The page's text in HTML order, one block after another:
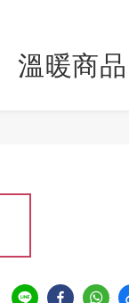
溫暖商品